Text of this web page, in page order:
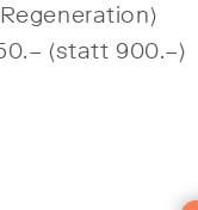
(statt 900.–)